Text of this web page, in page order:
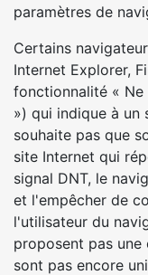
paramètres de
Certains
Internet Explorer,
fonctionnalité « Ne
») qui indique à un
souhaite pas que
site Internet qui
signal DNT, le
et l'empêcher de
l'utilisateur du
proposent pas une
sont pas encore